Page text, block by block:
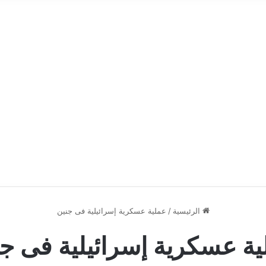
الرئيسية / عملية عسكرية إسرائيلية فى جنين
عسكرية إسرائيلية فى